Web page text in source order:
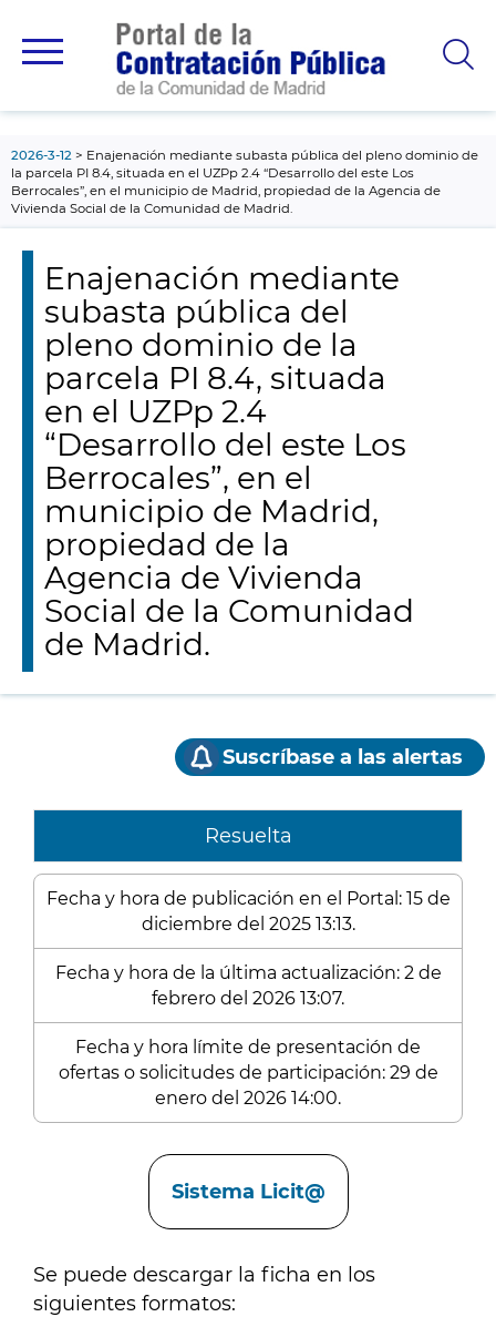
principal
2026-3-12
Enajenación mediante subasta pública del pleno dominio de
la parcela PI 8.4, situada en el UZPp 2.4 “Desarrollo del este Los
Berrocales”, en el municipio de Madrid, propiedad de la Agencia de
Vivienda Social de la Comunidad de Madrid.
Enajenación mediante
subasta pública del
pleno dominio de la
parcela PI 8.4, situada
en el UZPp 2.4
“Desarrollo del este Los
Berrocales”, en el
municipio de Madrid,
propiedad de la
Agencia de Vivienda
Social de la Comunidad
de Madrid.
Suscríbase a las alertas
Resuelta
Fecha y hora de publicación en el Portal: 15 de
diciembre del 2025 13:13.
Fecha y hora de la última actualización: 2 de
febrero del 2026 13:07.
Fecha y hora límite de presentación de
ofertas o solicitudes de participación: 29 de
enero del 2026 14:00.
Sistema Licit@
Se puede descargar la ficha en los
siguientes formatos: